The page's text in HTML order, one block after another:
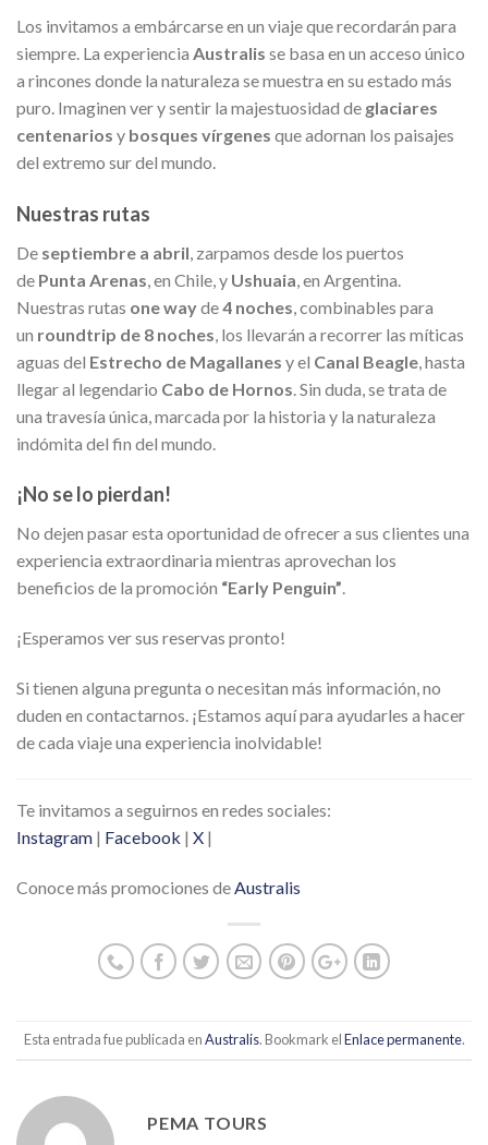
Los invitamos a embárcarse en un viaje que recordarán para
siempre. La experiencia Australis se basa en un acceso único
a rincones donde la naturaleza se muestra en su estado más
puro. Imaginen ver y sentir la majestuosidad de glaciares
centenarios y bosques vírgenes que adornan los paisajes
del extremo sur del mundo.
Nuestras rutas
De septiembre a abril , zarpamos desde los puertos
de Punta Arenas , en Chile, y Ushuaia , en Argentina.
Nuestras rutas one wayde4 noches , combinables para
un roundtrip de 8 noches , los llevarán a recorrer las míticas
aguas del Estrecho de Magallanes y el Canal Beagle , hasta
llegar al legendario Cabo de Hornos . Sin duda, se trata de
una travesía única, marcada por la historia y la naturaleza
indómita del fin del mundo.
¡No se lo pierdan!
No dejen pasar esta oportunidad de ofrecer a sus clientes una
experiencia extraordinaria mientras aprovechan los
beneficios de la promoción “Early Penguin”.
¡Esperamos ver sus reservas pronto!
Si tienen alguna pregunta o necesitan más información, no
duden en contactarnos. ¡Estamos aquí para ayudarles a hacer
de cada viaje una experiencia inolvidable!
Te invitamos a seguirnos en redes sociales:
Instagram | Facebook | X |
Conoce más promociones de Australis
Esta entrada fue publicada enAustralis. Bookmark elEnlace permanente.
PEMA TOURS